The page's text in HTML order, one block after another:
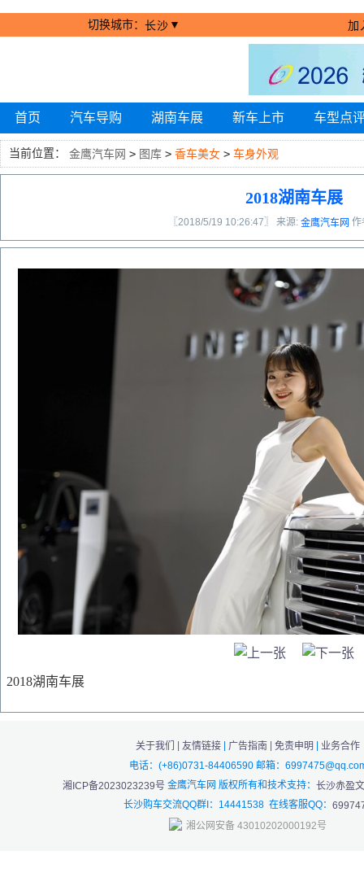
切换城市： 长沙 ▼ 加
首页 汽车导购 湖南车展 新车上市 车型点
当前位置： 金鹰汽车网 > 图库 > 香车美女 > 车身外观
2018湖南车展
〖2018/5/19 10:26:47〗 来源: 金鹰汽车网 作
2018湖南车展
关于我们 | 友情链接 | 广告指南 | 免责申明 | 业务合作
电话：(+86)0731-84406590 邮箱：
湘ICP备2023023239号 金鹰汽车网 版权所有和技术支持： 长沙赤盈
长沙购车交流QQ群I：14441538 在线客服QQ：
湘公网安备 43010202000192号